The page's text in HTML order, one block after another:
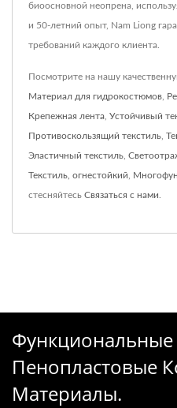
биоосновной неопрена,
и 50-летний опыт, Nam Liong
требований каждого клиента.
Посмотрите на нашу
Материал для гидрокостюмов
Крепежная лента Устойчивый
Противоскользящий текстиль
Эластичный текстиль
Текстиль, огнестойкий
стесняйтесь Связаться с нами
Функциональные
Пенопластовые
Материалы.